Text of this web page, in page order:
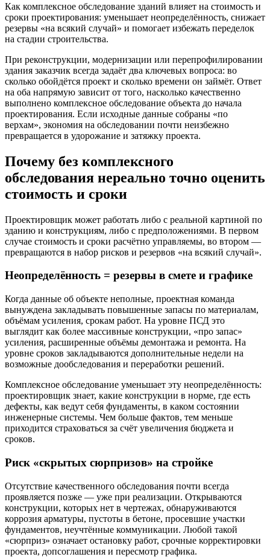
Как комплексное обследование зданий влияет на стоимость и
сроки проектирования: уменьшает неопределённость, снижает
резервы «на всякий случай» и помогает избежать переделок
на стадии строительства.
При реконструкции, модернизации или перепрофилировании
здания заказчик всегда задаёт два ключевых вопроса: во
сколько обойдётся проект и сколько времени он займёт. Ответ
на оба напрямую зависит от того, насколько качественно
выполнено комплексное обследование объекта до начала
проектирования. Если исходные данные собраны «по
верхам», экономия на обследовании почти неизбежно
превращается в удорожание и затяжку проекта.
Почему без комплексного
обследования нереально точно оценить
стоимость и сроки
Проектировщик может работать либо с реальной картиной по
зданию и конструкциям, либо с предположениями. В первом
случае стоимость и сроки расчётно управляемы, во втором —
превращаются в набор рисков и резервов «на всякий случай».
Неопределённость = резервы в смете и графике
Когда данные об объекте неполные, проектная команда
вынуждена закладывать повышенные запасы по материалам,
объёмам усиления, срокам работ. На уровне ПСД это
выглядит как более массивные конструкции, «про запас»
усиления, расширенные объёмы демонтажа и ремонта. На
уровне сроков закладываются дополнительные недели на
возможные дообследования и переработки решений.
Комплексное обследование уменьшает эту неопределённость:
проектировщик знает, какие конструкции в норме, где есть
дефекты, как ведут себя фундаменты, в каком состоянии
инженерные системы. Чем больше фактов, тем меньше
приходится страховаться за счёт увеличения бюджета и
сроков.
Риск «скрытых сюрпризов» на стройке
Отсутствие качественного обследования почти всегда
проявляется позже — уже при реализации. Открываются
конструкции, которых нет в чертежах, обнаруживаются
коррозия арматуры, пустоты в бетоне, просевшие участки
фундаментов, неучтённые коммуникации. Любой такой
«сюрприз» означает остановку работ, срочные корректировки
проекта, допсоглашения и пересмотр графика.